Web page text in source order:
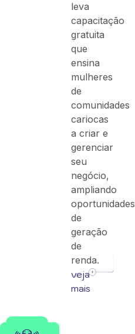
leva
capacitação
gratuita
que
ensina
mulheres
de
comunidades
cariocas
a criar e
gerenciar
seu
negócio,
ampliando
oportunidades
de
geração
de
renda.
veja
mais